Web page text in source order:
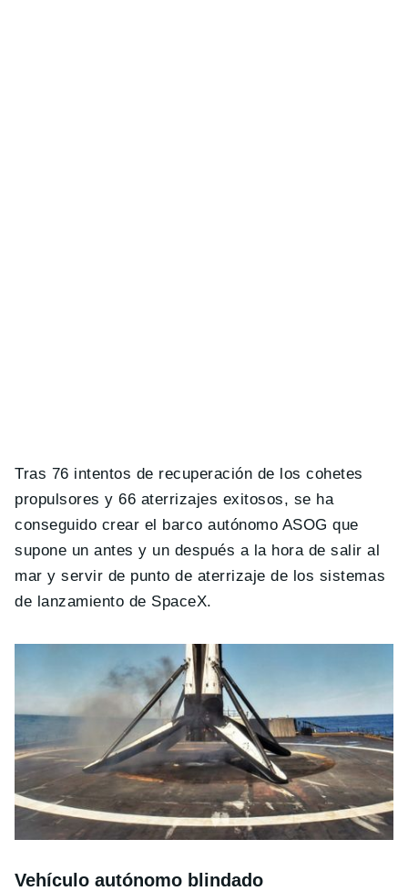
Tras 76 intentos de recuperación de los cohetes
propulsores y 66 aterrizajes exitosos, se ha
conseguido crear el barco autónomo ASOG que
supone un antes y un después a la hora de salir al
mar y servir de punto de aterrizaje de los sistemas
de lanzamiento de SpaceX.
Vehículo autónomo blindado